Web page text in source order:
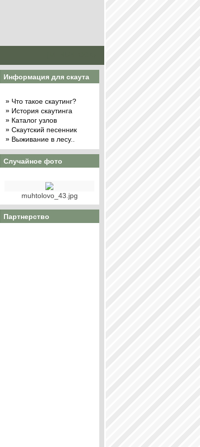
Информация для скаута
» Что такое скаутинг?
» История скаутинга
» Каталог узлов
» Скаутский песенник
» Выживание в лесу..
Случайное фото
muhtolovo_43.jpg
Партнерство